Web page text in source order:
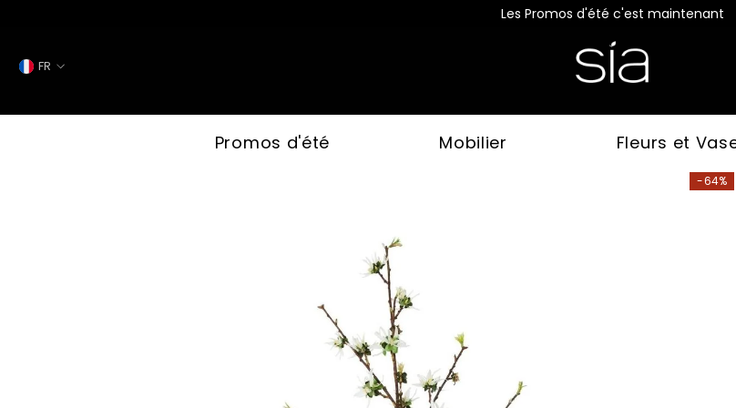
Les Promos d'été c'est maintenant
FR
ES
Promos d'été Mobilier Fleurs et
-64%